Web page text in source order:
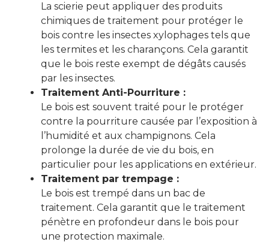
La scierie peut appliquer des produits
chimiques de traitement pour protéger le
bois contre les insectes xylophages tels que
les termites et les charançons. Cela garantit
que le bois reste exempt de dégâts causés
par les insectes.
Traitement Anti-Pourriture :
Le bois est souvent traité pour le protéger
contre la pourriture causée par l’exposition à
l’humidité et aux champignons. Cela
prolonge la durée de vie du bois, en
particulier pour les applications en extérieur.
Traitement par trempage :
Le bois est trempé dans un bac de
traitement. Cela garantit que le traitement
pénètre en profondeur dans le bois pour
une protection maximale.